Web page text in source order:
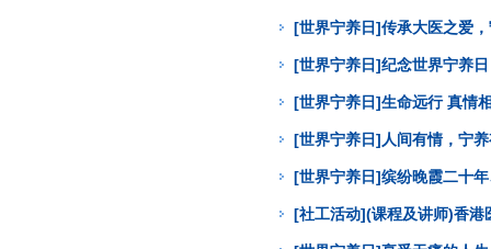
[世界宁养日]传承大医之爱
[世界宁养日]纪念世界宁养
[世界宁养日]生命远行 真情
[世界宁养日]人间有情，宁
[世界宁养日]缤纷晚霞二十
[社工活动](课程及讲师)香